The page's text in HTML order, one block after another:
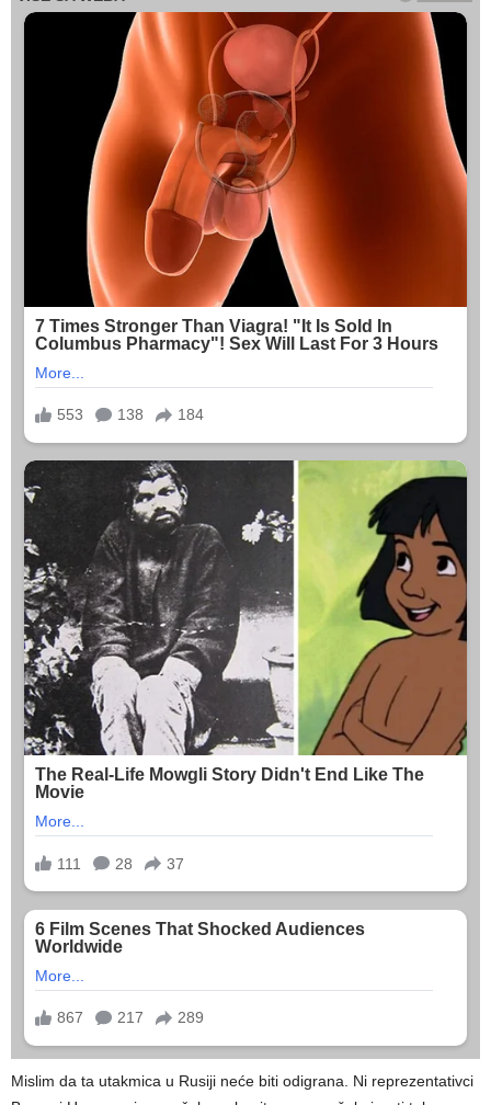
Mislim da ta utakmica u Rusiji neće biti odigrana. Ni reprezentativci